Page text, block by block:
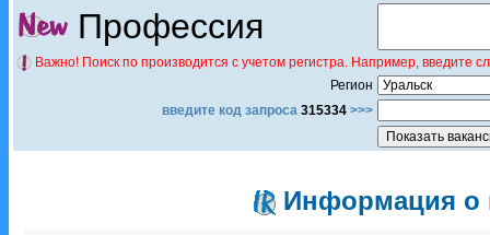
Профессия
Важно! Поиск по производится с учетом регистра. Например,
Регион
введите код запроса 315334 >>>
Информация о